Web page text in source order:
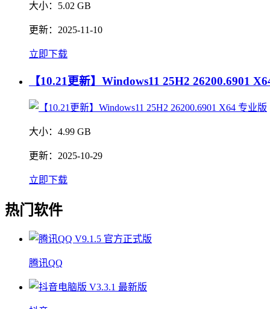
大小： 5.02 GB
更新： 2025-11-10
立即下载
【10.21更新】Windows11 25H2 26200.6901
大小： 4.99 GB
更新： 2025-10-29
立即下载
热门软件
腾讯QQ